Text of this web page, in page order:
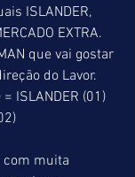
ISLANDER,
EXTRA.
que vai gostar
do Lavor.
= ISLANDER (01)
com muita